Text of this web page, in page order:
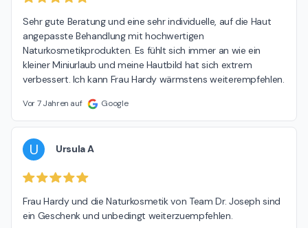
Sehr gute Beratung und eine sehr individuelle, auf die Haut
angepasste Behandlung mit hochwertigen
Naturkosmetikprodukten. Es fühlt sich immer an wie ein
kleiner Miniurlaub und meine Hautbild hat sich extrem
verbessert. Ich kann Frau Hardy wärmstens weiterempfehlen.
Vor 7 Jahren auf Google
U Ursula A
Frau Hardy und die Naturkosmetik von Team Dr. Joseph sind
ein Geschenk und unbedingt weiterzuempfehlen.